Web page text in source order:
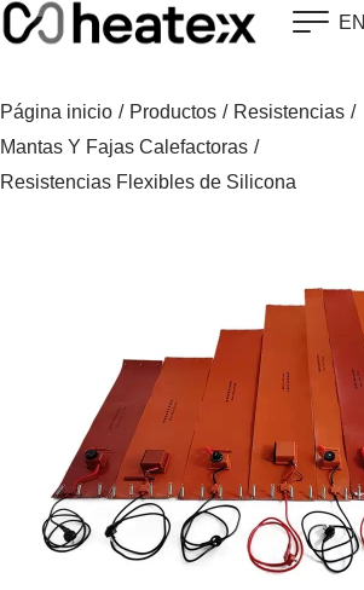
Skip
to
EN
Página inicio / Productos / Resistencias /
Mantas Y Fajas Calefactoras /
Resistencias Flexibles de Silicona